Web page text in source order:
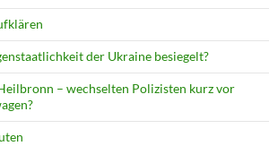
der Ukraine besiegelt?
– wechselten Polizisten kurz vor